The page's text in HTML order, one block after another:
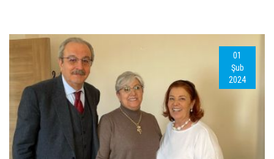
01
Şub
2024